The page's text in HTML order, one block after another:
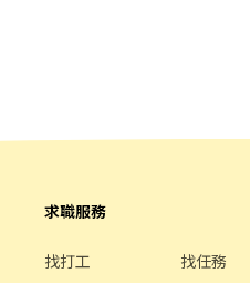
求職服務
找打工 找任務